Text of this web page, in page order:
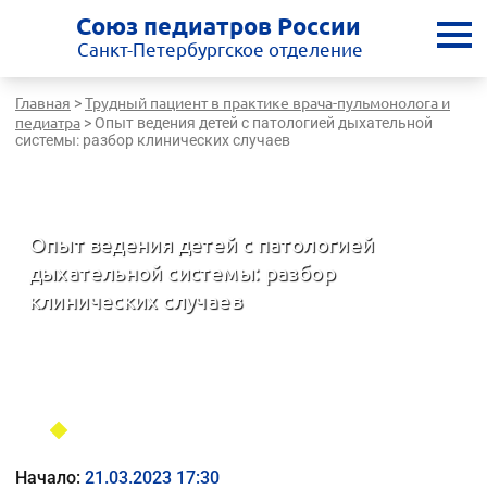
Союз педиатров России
Санкт-Петербургское отделение
Главная >Трудный пациент в практике врача-пульмонолога и
педиатра > Опыт ведения детей с патологией дыхательной
системы: разбор клинических случаев
Опыт ведения детей с патологией
дыхательной системы: разбор
клинических случаев
Начало: 21.03.2023 17:30